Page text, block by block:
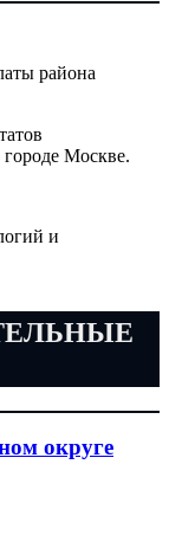
района
Москве.
и
округе